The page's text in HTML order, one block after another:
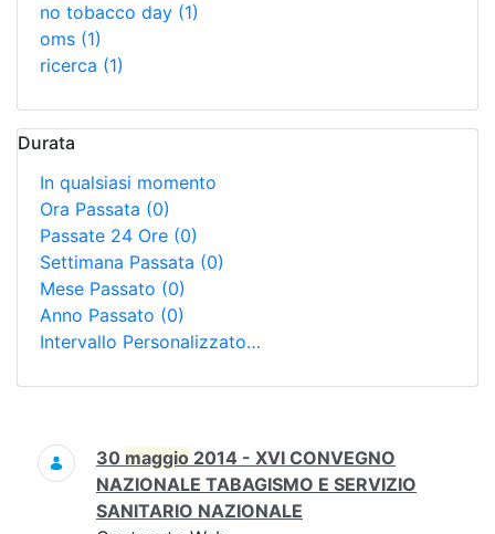
no tobacco day (1)
oms (1)
ricerca (1)
Durata
In qualsiasi momento
Ora Passata (0)
Passate 24 Ore (0)
Settimana Passata (0)
Mese Passato (0)
Anno Passato (0)
Intervallo Personalizzato…
Ricerca
30 maggio 2014 - XVI CONVEGNO
NAZIONALE TABAGISMO E SERVIZIO
SANITARIO NAZIONALE